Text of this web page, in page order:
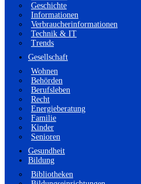
Geschichte
Informationen
Verbraucherinformationen
Technik & IT
Trends
Gesellschaft
Wohnen
Behörden
Berufsleben
Recht
Energieberatung
Familie
Kinder
Senioren
Gesundheit
Bildung
Bibliotheken